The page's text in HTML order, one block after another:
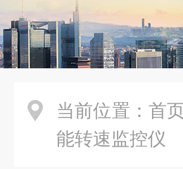
当前位置： 首
能转速监控仪